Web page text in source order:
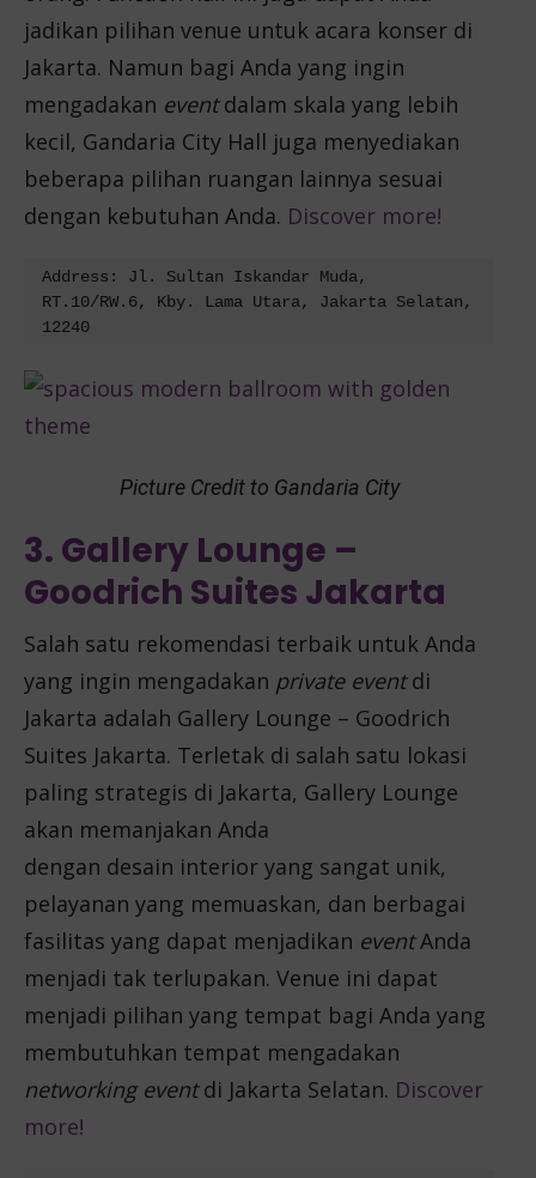
jadikan pilihan venue untuk acara konser di
Jakarta. Namun bagi Anda yang ingin
mengadakan eventdalam skala yang lebih
kecil, Gandaria City Hall juga menyediakan
beberapa pilihan ruangan lainnya sesuai
dengan kebutuhan Anda. Discover more!
Address: Jl. Sultan Iskandar Muda,
RT.10/RW.6, Kby. Lama Utara, Jakarta Selatan,
12240
Picture Credit to Gandaria City
3. Gallery Lounge –
Goodrich Suites Jakarta
Salah satu rekomendasi terbaik untuk Anda
yang ingin mengadakan private eventdi
Jakarta adalah Gallery Lounge – Goodrich
Suites Jakarta. Terletak di salah satu lokasi
paling strategis di Jakarta, Gallery Lounge
akan memanjakan Anda
dengan desain interior yang sangat unik,
pelayanan yang memuaskan, dan berbagai
fasilitas yang dapat menjadikan eventAnda
menjadi tak terlupakan. Venue ini dapat
menjadi pilihan yang tempat bagi Anda yang
membutuhkan tempat mengadakan
networking eventdi Jakarta Selatan. Discover
more!